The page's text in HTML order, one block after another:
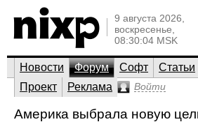
9 августа 2026,
воскресенье,
08:30:04 MSK
Новости Форум Софт Статьи
Проект
Реклама Войти
Америка выбрала новую